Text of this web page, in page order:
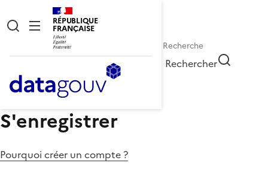
RÉPUBLIQUE
FRANÇAISE
Rechercher
S'enregistrer
Pourquoi créer un compte ?